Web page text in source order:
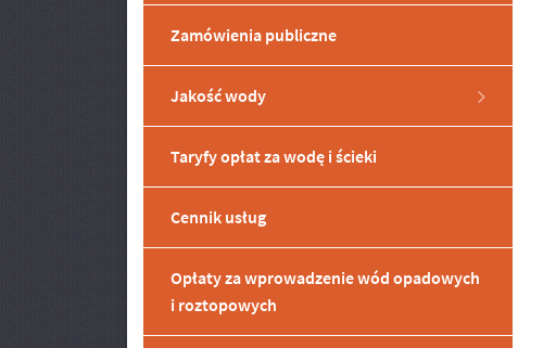
Zamówienia publiczne
Jakość wody
Taryfy opłat za wodę i ścieki
Cennik usług
Opłaty za wprowadzenie wód opadowych
i roztopowych